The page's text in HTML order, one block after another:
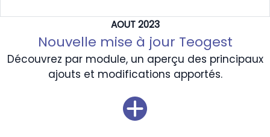
AOUT 2023
Nouvelle mise à jour Teogest
Découvrez par module, un aperçu des principaux
ajouts et modifications apportés.